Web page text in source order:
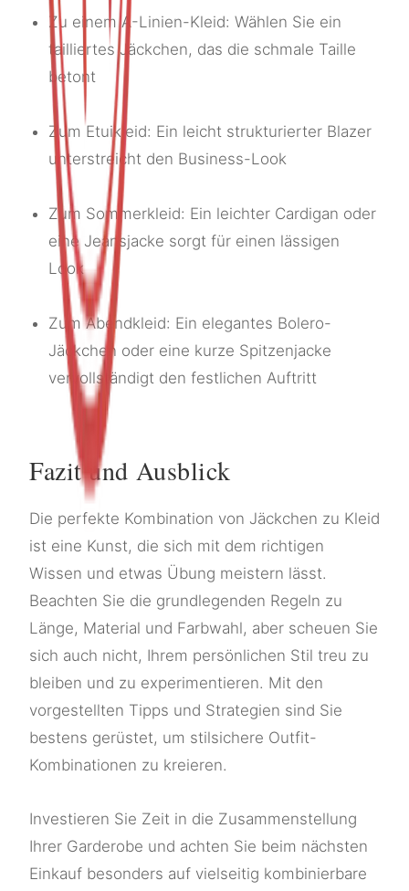
Zu einem A-Linien-Kleid: Wählen Sie ein
tailliertes Jäckchen, das die schmale Taille
betont
Zum Etuikleid: Ein leicht strukturierter Blazer
unterstreicht den Business-Look
Zum Sommerkleid: Ein leichter Cardigan oder
eine Jeansjacke sorgt für einen lässigen
Look
Zum Abendkleid: Ein elegantes Bolero-
Jäckchen oder eine kurze Spitzenjacke
vervollständigt den festlichen Auftritt
Fazit und Ausblick
Die perfekte Kombination von Jäckchen zu Kleid
ist eine Kunst, die sich mit dem richtigen
Wissen und etwas Übung meistern lässt.
Beachten Sie die grundlegenden Regeln zu
Länge, Material und Farbwahl, aber scheuen Sie
sich auch nicht, Ihrem persönlichen Stil treu zu
bleiben und zu experimentieren. Mit den
vorgestellten Tipps und Strategien sind Sie
bestens gerüstet, um stilsichere Outfit-
Kombinationen zu kreieren.
Investieren Sie Zeit in die Zusammenstellung
Ihrer Garderobe und achten Sie beim nächsten
Einkauf besonders auf vielseitig kombinierbare